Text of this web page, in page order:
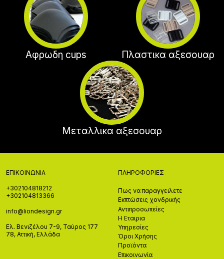
Αφρωδη cups Πλαστικα αξεσουαρ
Μεταλλικα αξεσουαρ
ΕΠΙΚΟΙΝΩΝΊΑ
+302104818212
+302104813366
info@liondesign.gr
Ελ. Βενιζέλου 7-9, Ταύρος 177
78, Αττική, Ελλάδα
ΠΛΗΡΟΦΟΡΊΕΣ
Πως να παραγγειλετε
Εκπτώσεις χονδρικής
Αντιπροσωπείες
Η Εταιρια
Υπηρεσίες
Όροι Χρήσης
Προϊόντα
Επικοινωνία